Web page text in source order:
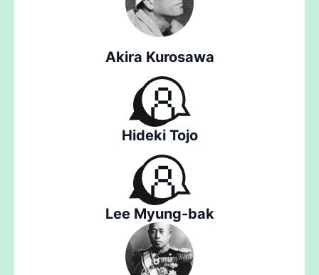
Akira Kurosawa
Hideki Tojo
Lee Myung-bak